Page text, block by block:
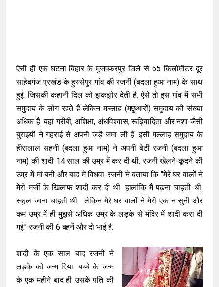
ऐसी ही एक घटना बिहार के मुजफ्फरपुर जिले से 65 किलोमीटर दूर
साहेबगंज प्रखंड के हुस्सेपुर गांव की रजनी (बदला हुआ नाम) के साथ
हुई. जिसकी कहानी दिल को झकझोर देती है. ऐसे तो इस गांव में सभी
समुदाय के लोग रहते हैं लेकिन मल्लाह (मछुआरों) समुदाय की संख्या
अधिक है. यहां गरीबी, अशिक्षा, अंधविश्वास, रूढ़िवादिता और नशा जैसी
बुराइयों ने गहराई से अपनी जड़ें जमा ली हैं. इसी मल्लाह समुदाय के
हीरालाल सहनी (बदला हुआ नाम) ने अपनी बेटी रजनी (बदला हुआ
नाम) की शादी 14 साल की उम्र में कर दी थी. रजनी खेलने-कूदने की
उम्र में मां बनी और बाद में विधवा. रजनी ने बताया कि "मेरे घर वालों ने
मेरी मर्जी के खिलाफ शादी कर दी थी. हालांकि मैं पढ़ना चाहती थी.
स्कूल जाना चाहती थी. लेकिन मेरे घर वालों ने मेरी एक न सुनी और
कम उम्र में ही मुझसे अधिक उम्र के लड़के से मंदिर में शादी करा दी
गई." रजनी की 6 बहनें और दो भाई है.
शादी के एक साल बाद रजनी ने
लड़के को जन्म दिया. बच्चे के जन्म
के एक महीने बाद ही उसके पति की